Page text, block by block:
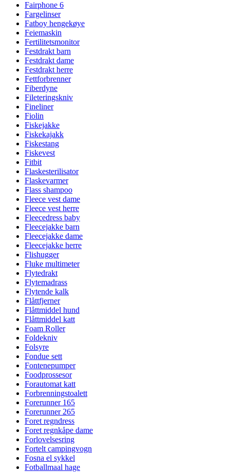
Fairphone 6
Fargelinser
Fatboy hengekøye
Feiemaskin
Fertilitetsmonitor
Festdrakt barn
Festdrakt dame
Festdrakt herre
Fettforbrenner
Fiberdyne
Fileteringskniv
Fineliner
Fiolin
Fiskejakke
Fiskekajakk
Fiskestang
Fiskevest
Fitbit
Flaskesterilisator
Flaskevarmer
Flass shampoo
Fleece vest dame
Fleece vest herre
Fleecedress baby
Fleecejakke barn
Fleecejakke dame
Fleecejakke herre
Flishugger
Fluke multimeter
Flytedrakt
Flytemadrass
Flytende kalk
Flåttfjerner
Flåttmiddel hund
Flåttmiddel katt
Foam Roller
Foldekniv
Folsyre
Fondue sett
Fontenepumper
Foodprossesor
Forautomat katt
Forbrenningstoalett
Forerunner 165
Forerunner 265
Foret regndress
Foret regnkåpe dame
Forlovelsesring
Fortelt campingvogn
Fosna el sykkel
Fotballmaal hage